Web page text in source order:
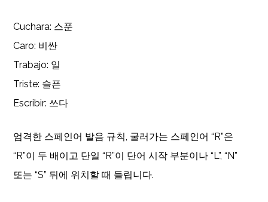
Cuchara: 스푼
Caro: 비싼
Trabajo: 일
Triste: 슬픈
Escribir: 쓰다
엄격한 스페인어 발음 규칙, 굴러가는 스페인어 “R”은
“R”이 두 배이고 단일 “R”이 단어 시작 부분이나 “L”, “N”
또는 “S” 뒤에 위치할 때 들립니다.